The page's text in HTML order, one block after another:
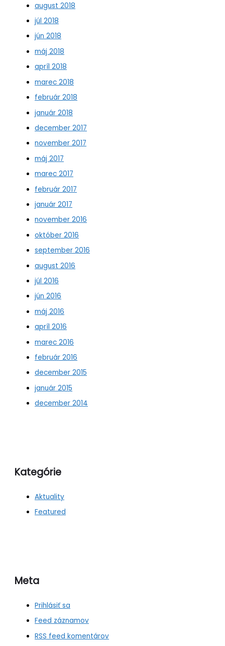
august 2018
júl 2018
jún 2018
máj 2018
apríl 2018
marec 2018
február 2018
január 2018
december 2017
november 2017
máj 2017
marec 2017
február 2017
január 2017
november 2016
október 2016
september 2016
august 2016
júl 2016
jún 2016
máj 2016
apríl 2016
marec 2016
február 2016
december 2015
január 2015
december 2014
Kategórie
Aktuality
Featured
Meta
Prihlásiť sa
Feed záznamov
RSS feed komentárov